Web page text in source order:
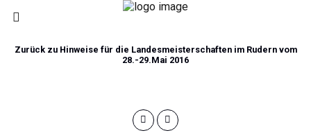
Zurück zu Hinweise für die Landesmeisterschaften im Rudern vom
28.-29.Mai 2016